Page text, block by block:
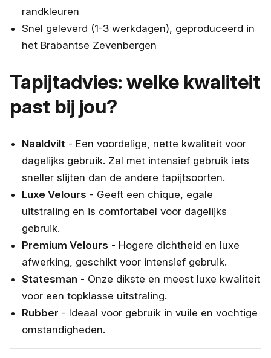
randkleuren
Snel geleverd (1-3 werkdagen), geproduceerd in
het Brabantse Zevenbergen
Tapijtadvies: welke kwaliteit
past bij jou?
Naaldvilt - Een voordelige, nette kwaliteit voor
dagelijks gebruik. Zal met intensief gebruik iets
sneller slijten dan de andere tapijtsoorten.
Luxe Velours - Geeft een chique, egale
uitstraling en is comfortabel voor dagelijks
gebruik.
Premium Velours - Hogere dichtheid en luxe
afwerking, geschikt voor intensief gebruik.
Statesman - Onze dikste en meest luxe kwaliteit
voor een topklasse uitstraling.
Rubber - Ideaal voor gebruik in vuile en vochtige
omstandigheden.